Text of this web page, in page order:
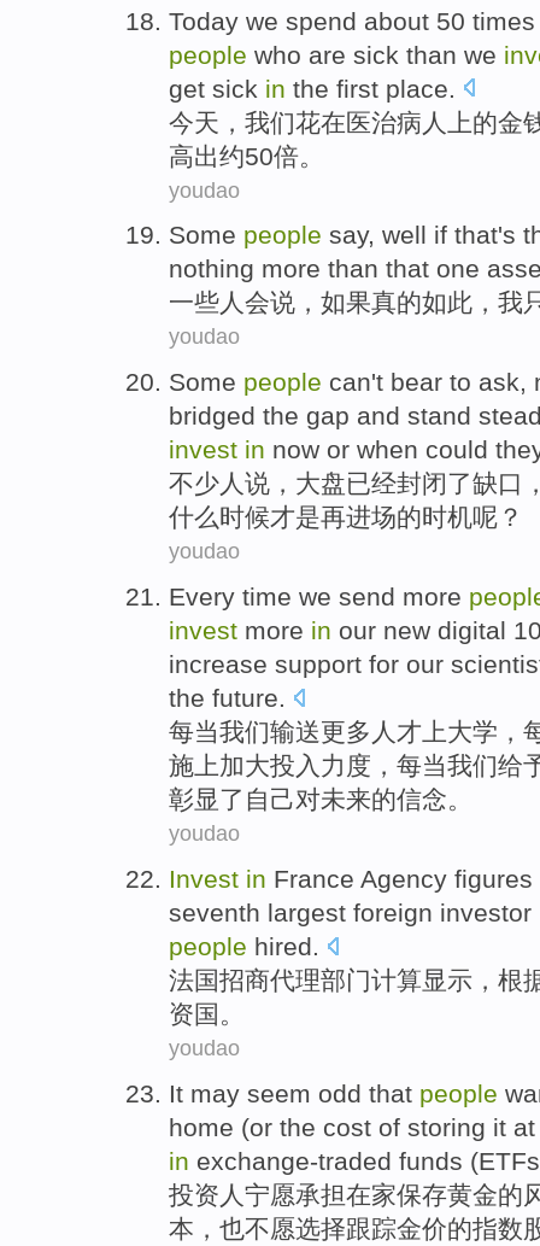
Today we spend about 50
people who are sick than we
get sick in the first place.
今天 ， 我们花在医治病人
上的金
高出约50倍。
youdao
Some people say, well if that's
nothing more than that one
一些人 会说 ， 如果真的如此 ， 我
youdao
Some people can't bear to ask,
bridged the gap and stand
invest in now or when could
不少人 说， 大盘已经封闭了缺口
什么时候才是再进场的时机呢？
youdao
Every time we send more
invest more in our new digital
increase support for our
the future.
每当我们输送更多 人才 上大学 ，
施 上加大投入 力度，每当我们给
彰显了 自己对未来的信念。
youdao
Invest in France Agency figures
seventh largest foreign investor
people hired.
法国招商代理部门计算显示 ， 根
资国 。
youdao
It may seem odd that people
home (or the cost of storing it
in exchange-traded funds (ETFs
投资人宁愿承担在家保存黄金的
本 ， 也不愿选择跟踪金价的指数